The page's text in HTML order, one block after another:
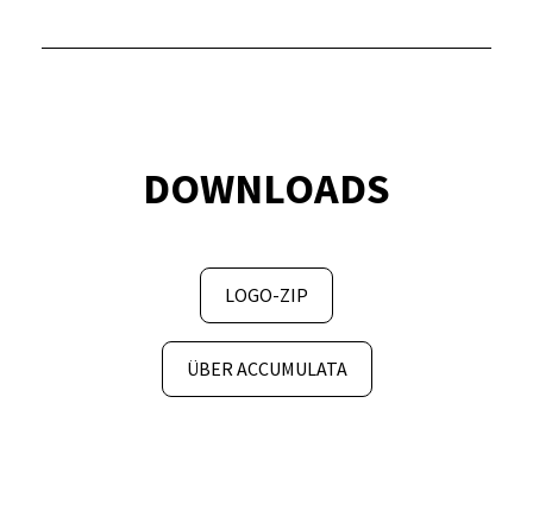
DOWNLOADS
LOGO-ZIP
ÜBER ACCUMULATA